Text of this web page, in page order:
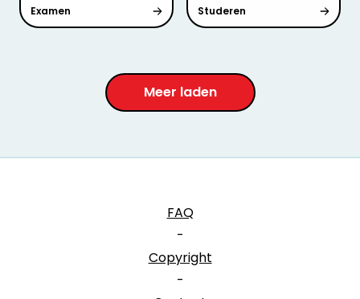
Examen Studeren
Meer laden
FAQ
-
Copyright
-